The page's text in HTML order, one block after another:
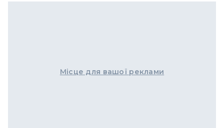
Місце для вашої реклами